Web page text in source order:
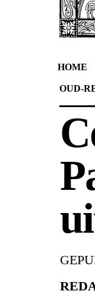
HOME
OUD-